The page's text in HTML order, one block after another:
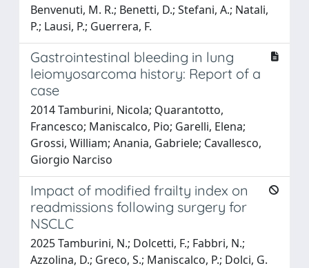
Benvenuti, M. R.; Benetti, D.; Stefani, A.; Natali,
P.; Lausi, P.; Guerrera, F.
Gastrointestinal bleeding in lung
leiomyosarcoma history: Report of a
case
2014 Tamburini, Nicola; Quarantotto,
Francesco; Maniscalco, Pio; Garelli, Elena;
Grossi, William; Anania, Gabriele; Cavallesco,
Giorgio Narciso
Impact of modified frailty index on
readmissions following surgery for
NSCLC
2025 Tamburini, N.; Dolcetti, F.; Fabbri, N.;
Azzolina, D.; Greco, S.; Maniscalco, P.; Dolci, G.